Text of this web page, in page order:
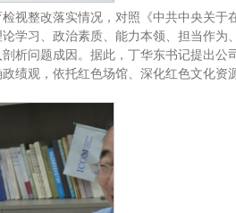
视整改落实情况，对照《中共中央关于
学习、政治素质、能力本领、担当作为
析问题成因。据此，丁华东书记提出公
绩观，依托红色场馆、深化红色文化资